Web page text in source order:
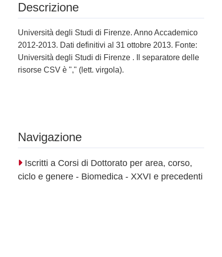
Descrizione
Università degli Studi di Firenze. Anno Accademico
2012-2013. Dati definitivi al 31 ottobre 2013. Fonte:
Università degli Studi di Firenze . Il separatore delle
risorse CSV è "," (lett. virgola).
Navigazione
Iscritti a Corsi di Dottorato per area, corso,
ciclo e genere - Biomedica - XXVI e precedenti